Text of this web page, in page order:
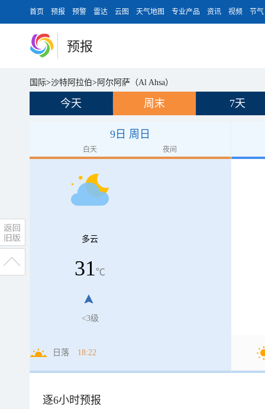
首页 预报 预警 雷达 云图 天气地图 专业产品 资讯 视频 节气
预报
国际>沙特阿拉伯> 阿尔阿萨（Al Ahsa）
今天 周末 7天
9日 周日
白天 夜间
多云
31℃
<3级
日落 18:22
逐6小时预报